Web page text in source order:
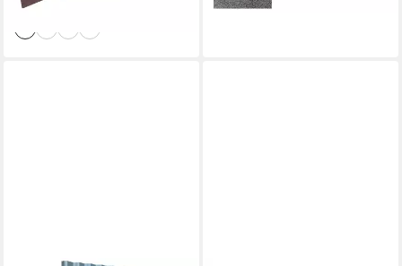
lieferbar - in 3-4 Werktagen bei dir